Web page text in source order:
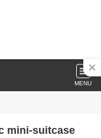
MENU
mini-suitcase